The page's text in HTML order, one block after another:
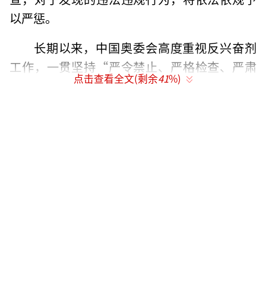
以严惩。
长期以来，中国奥委会高度重视反兴奋剂
工作，一贯坚持“严令禁止、严格检查、严肃
处理”的反兴奋剂“三严”方针，对兴奋
点击查看全文(剩余41%)